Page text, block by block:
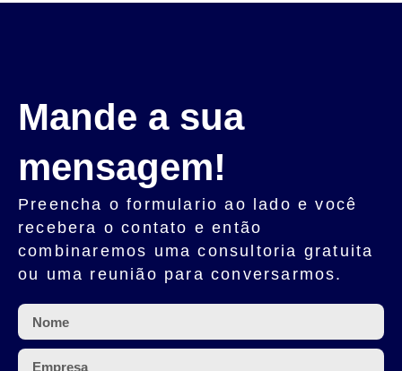
Mande a sua
mensagem!
Preencha oformulario ao lado e você
recebera o contato e então
combinaremos umaconsultoria gratuita
ou uma reunião para conversarmos.